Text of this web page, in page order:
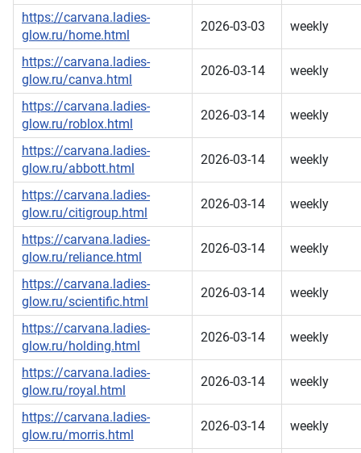
https://carvana.ladies-
glow.ru/home.html
2026-03-03 weekly
https://carvana.ladies-
glow.ru/canva.html
2026-03-14 weekly
https://carvana.ladies-
glow.ru/roblox.html
2026-03-14 weekly
https://carvana.ladies-
glow.ru/abbott.html
2026-03-14 weekly
https://carvana.ladies-
glow.ru/citigroup.html
2026-03-14 weekly
https://carvana.ladies-
glow.ru/reliance.html
2026-03-14 weekly
https://carvana.ladies-
glow.ru/scientific.html
2026-03-14 weekly
https://carvana.ladies-
glow.ru/holding.html
2026-03-14 weekly
https://carvana.ladies-
glow.ru/royal.html
2026-03-14 weekly
https://carvana.ladies-
glow.ru/morris.html
2026-03-14 weekly